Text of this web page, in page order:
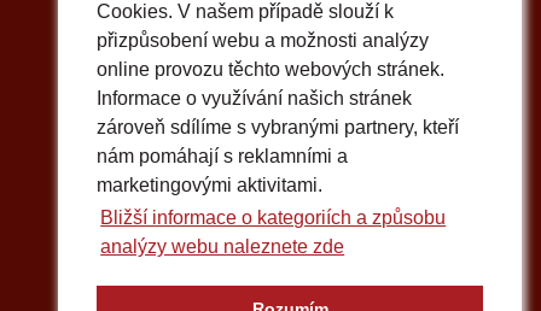
Cookies. V našem případě slouží k
přizpůsobení webu a možnosti analýzy
online provozu těchto webových stránek.
Informace o využívání našich stránek
zároveň sdílíme s vybranými partnery, kteří
nám pomáhají s reklamními a
marketingovými aktivitami.
Bližší informace o kategoriích a způsobu
analýzy webu naleznete zde
Fakturační adresa, sídlo společnosti
VÝTAHY BRNO s.r.o.
Starobrněnská 334/3
602 00 Brno
Provozovna, kanceláře